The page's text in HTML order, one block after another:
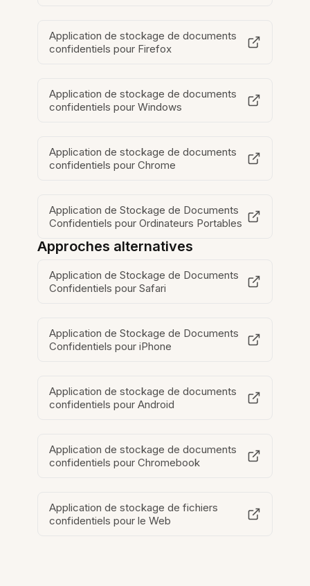
Application de stockage de documents
confidentiels pour Firefox
Application de stockage de documents
confidentiels pour Windows
Application de stockage de documents
confidentiels pour Chrome
Application de Stockage de Documents
Confidentiels pour Ordinateurs Portables
Approches alternatives
Application de Stockage de Documents
Confidentiels pour Safari
Application de Stockage de Documents
Confidentiels pour iPhone
Application de stockage de documents
confidentiels pour Android
Application de stockage de documents
confidentiels pour Chromebook
Application de stockage de fichiers
confidentiels pour le Web